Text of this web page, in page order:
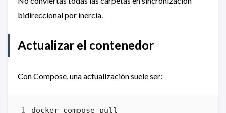
bidireccional por inercia.
Actualizar el contenedor
Con Compose, una actualización suele ser: